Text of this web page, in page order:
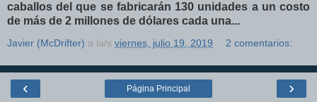
caballos del que se fabricarán 130 unidades a un costo
de más de 2 millones de dólares cada una...
Javier (McDrifter) a la/s viernes, julio 19, 2019 2 comentarios:
‹ ›
Página Principal